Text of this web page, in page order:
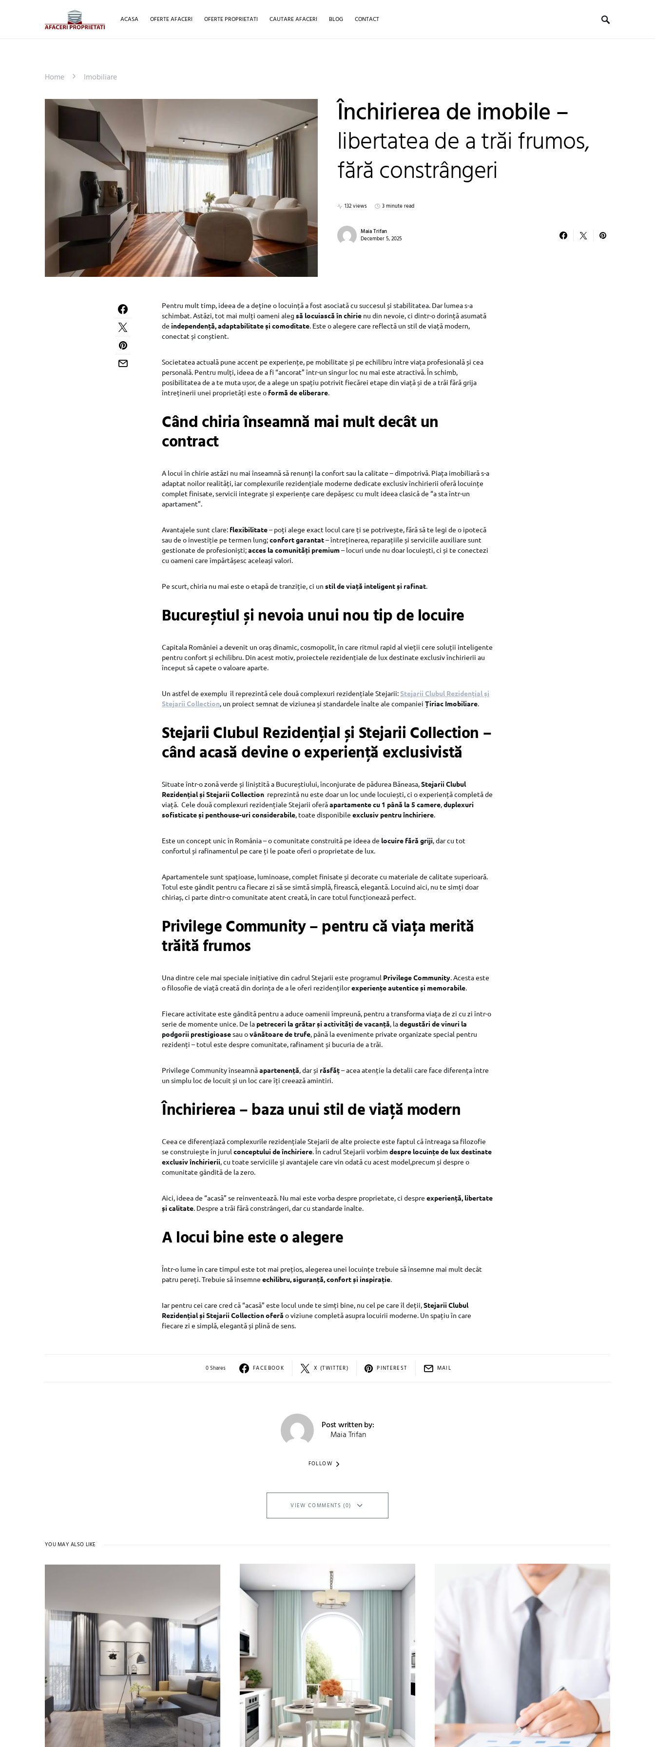
ACASA OFERTE AFACERI OFERTE PROPRIETATI CAUTARE AFACERI BLOG CONTACT
Home Imobiliare
Închirierea de imobile –
libertatea de a trăi frumos,
fără constrângeri
132 views 3 minute read
Maia Trifan
December 5, 2025
Pentru mult timp, ideea de a deține o locuință a fost asociată cu succesul și stabilitatea. Dar lumea s-a
schimbat. Astăzi, tot mai mulți oameni aleg să locuiască în chirie nu din nevoie, ci dintr-o dorință asumată
de independență, adaptabilitate și comoditate. Este o alegere care reflectă un stil de viață modern,
conectat și conștient.
Societatea actuală pune accent pe experiențe, pe mobilitate și pe echilibru între viața profesională și cea
personală. Pentru mulți, ideea de a fi “ancorat” într-un singur loc nu mai este atractivă. În schimb,
posibilitatea de a te muta ușor, de a alege un spațiu potrivit fiecărei etape din viață și de a trăi fără grija
întreținerii unei proprietăți este o formă de eliberare.
Când chiria înseamnă mai mult decât un
contract
A locui în chirie astăzi nu mai înseamnă să renunți la confort sau la calitate – dimpotrivă. Piața imobiliară s-a
adaptat noilor realități, iar complexurile rezidențiale moderne dedicate exclusiv închirierii oferă locuințe
complet finisate, servicii integrate și experiențe care depășesc cu mult ideea clasică de “a sta într-un
apartament”.
Avantajele sunt clare: flexibilitate– poți alege exact locul care ți se potrivește, fără să te legi de o ipotecă
sau de o investiție pe termen lung;confort garantat– întreținerea, reparațiile și serviciile auxiliare sunt
gestionate de profesioniști;acces la comunități premium– locuri unde nu doar locuiești, ci și te conectezi
cu oameni care împărtășesc aceleași valori.
Pe scurt, chiria nu mai este o etapă de tranziție, ci un stil de viață inteligent și rafinat.
Bucureștiul și nevoia unui nou tip de locuire
Capitala României a devenit un oraș dinamic, cosmopolit, în care ritmul rapid al vieții cere soluții inteligente
pentru confort și echilibru. Din acest motiv, proiectele rezidențiale de lux destinate exclusiv închirierii au
început să capete o valoare aparte.
Un astfel de exemplu îl reprezintă cele două complexuri rezidențiale Stejarii: Stejarii Clubul Rezidențial și
Stejarii Collection, un proiect semnat de viziunea și standardele înalte ale companiei Țiriac Imobiliare.
Stejarii Clubul Rezidențial și Stejarii Collection –
când acasă devine o experiență exclusivistă
Situate într-o zonă verde și liniștită a Bucureștiului, înconjurate de pădurea Băneasa,Stejarii Clubul
Rezidențial și Stejarii Collection reprezintă nu este doar un loc unde locuiești, ci o experiență completă de
viață. Cele două complexuri rezidențiale Stejarii oferăapartamente cu 1 până la 5 camere,duplexuri
sofisticate și penthouse-uri considerabile, toate disponibile exclusiv pentru închiriere.
Este un concept unic în România – o comunitate construită pe ideea de locuire fără griji, dar cu tot
confortul și rafinamentul pe care ți le poate oferi o proprietate de lux.
Apartamentele sunt spațioase, luminoase, complet finisate și decorate cu materiale de calitate superioară.
Totul este gândit pentru ca fiecare zi să se simtă simplă, firească, elegantă. Locuind aici, nu te simți doar
chiriaș, ci parte dintr-o comunitate atent creată, în care totul funcționează perfect.
Privilege Community – pentru că viața merită
trăită frumos
Una dintre cele mai speciale inițiative din cadrul Stejarii este programul Privilege Community. Acesta este
o filosofie de viață creată din dorința de a le oferi rezidențilorexperiențe autentice și memorabile.
Fiecare activitate este gândită pentru a aduce oamenii împreună, pentru a transforma viața de zi cu zi într-o
serie de momente unice. De la petreceri la grătar și activități de vacanță, ladegustări de vinuri la
podgorii prestigioasesau ovânătoare de trufe, până la evenimente private organizate special pentru
rezidenți – totul este despre comunitate, rafinament și bucuria de a trăi.
Privilege Community înseamnăapartenență, dar și răsfăț– acea atenție la detalii care face diferența între
un simplu loc de locuit și un loc care îți creează amintiri.
Închirierea – baza unui stil de viață modern
Ceea ce diferențiază complexurile rezidențiale Stejarii de alte proiecte este faptul că întreaga sa filozofie
se construiește în jurul conceptului de închiriere. În cadrul Stejarii vorbim despre locuințe de lux destinate
exclusiv închirierii, cu toate serviciile și avantajele care vin odată cu acest model,precum și despre o
comunitate gândită de la zero.
Aici, ideea de “acasă” se reinventează. Nu mai este vorba despre proprietate, ci despre experiență, libertate
și calitate. Despre a trăi fără constrângeri, dar cu standarde înalte.
A locui bine este o alegere
Într-o lume în care timpul este tot mai prețios, alegerea unei locuințe trebuie să însemne mai mult decât
patru pereți. Trebuie să însemne echilibru, siguranță, confort și inspirație.
Iar pentru cei care cred că “acasă” este locul unde te simți bine, nu cel pe care îl deții,Stejarii Clubul
Rezidențial și Stejarii Collection oferă o viziune completă asupra locuirii moderne. Un spațiu în care
fiecare zi e simplă, elegantă și plină de sens.
0 Shares FACEBOOK X (TWITTER) PINTEREST MAIL
Post written by:
Maia Trifan
FOLLOW
VIEW COMMENTS (0)
YOU MAY ALSO LIKE